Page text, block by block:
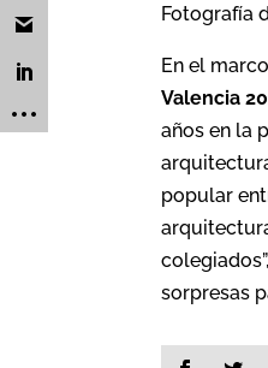
Fotografía
En el
Valencia
años en la
popular
sorpresas